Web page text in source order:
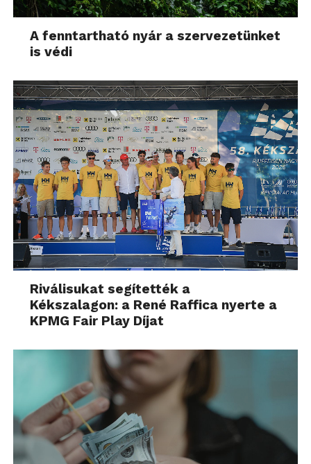
A fenntartható nyár a szervezetünket
is védi
Riválisukat segítették a
Kékszalagon: a René Raffica nyerte a
KPMG Fair Play Díjat